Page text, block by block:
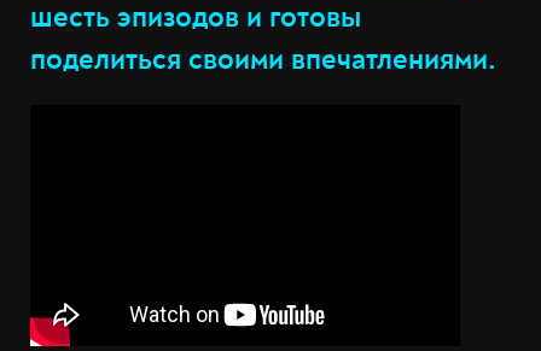
шесть эпизодов и готовы
поделиться своими впечатлениями.